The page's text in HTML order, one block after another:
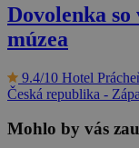
Dovolenka
múzea
9.4/10 Hotel
Česká republika -
Mohlo by vás